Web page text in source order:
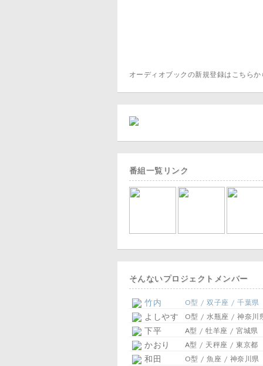
オーディオブックの新規登録はこちら
番組一覧リンク
そんないプロジェクトメンバー
竹内 O型 / 双子座 / 千葉県
よしやす O型 / 水瓶座 / 神奈川
下平 A型 / 牡羊座 / 宮城県
かおり A型 / 天秤座 / 東京都
和田 O型 / 魚座 / 神奈川県